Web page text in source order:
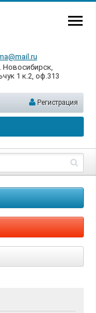
Новосибирск,
1 к.2, оф.313
Регистрация